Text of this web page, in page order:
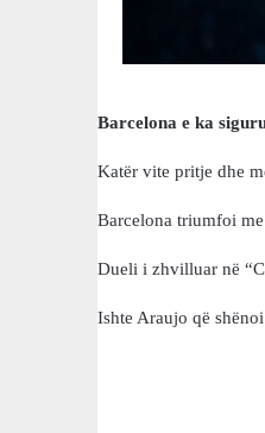
Barcelona e ka
Katër vite pritje dhe
Barcelona triumfoi
Dueli i zhvilluar në
Ishte Araujo që